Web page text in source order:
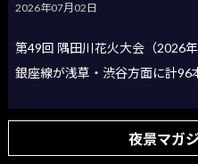
2026年07月02日
第49回 隅田川花火大会（2026
銀座線が浅草・渋谷方面に計96
夜景マガ